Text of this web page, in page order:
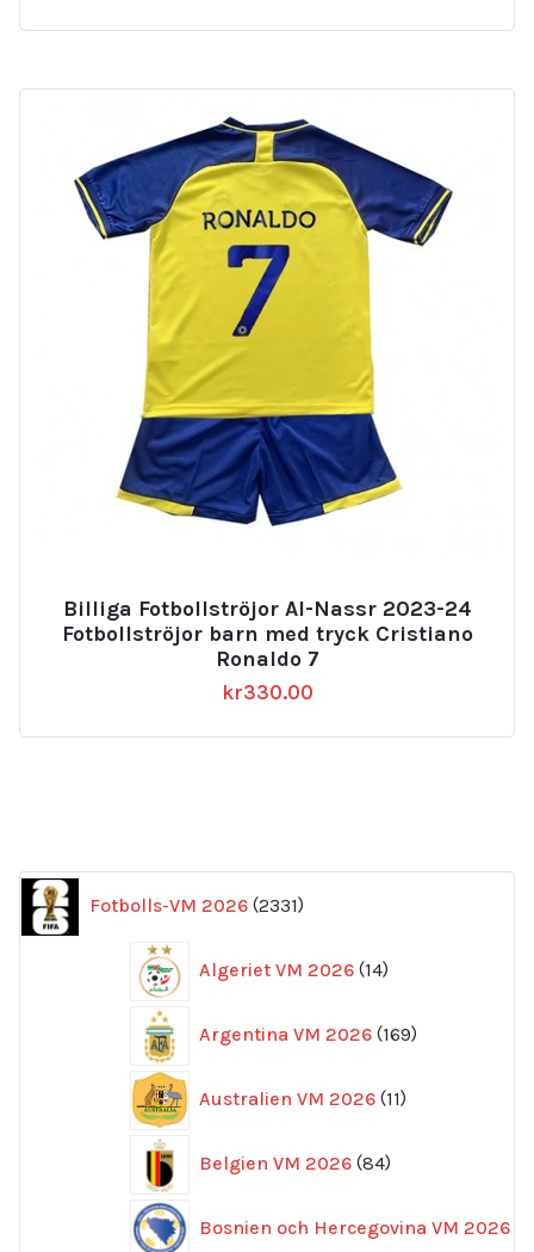
Billiga Fotbollströjor Al-Nassr 2023-24
Fotbollströjor barn med tryck Cristiano
Ronaldo 7
kr330.00
Fotbolls-VM 2026 2331
produkter
Algeriet VM 2026 14
produkter
Argentina VM 2026 169
produkter
Australien VM 2026 11
produkter
Belgien VM 2026 84
produkter
Bosnien och Hercegovina VM 2026